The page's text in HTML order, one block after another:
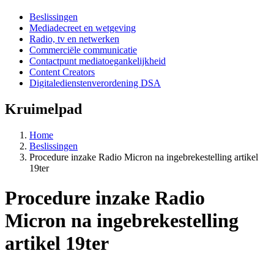
Beslissingen
Mediadecreet en wetgeving
Radio, tv en netwerken
Commerciële communicatie
Contactpunt mediatoegankelijkheid
Content Creators
Digitaledienstenverordening DSA
Kruimelpad
Home
Beslissingen
Procedure inzake Radio Micron na ingebrekestelling artikel
19ter
Procedure inzake Radio
Micron na ingebrekestelling
artikel 19ter